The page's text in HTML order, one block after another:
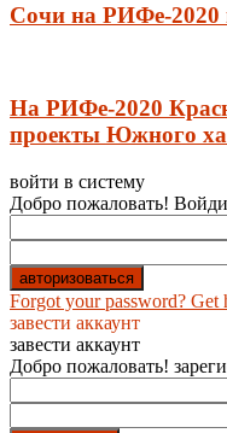
Сочи на РИФе-2020
На РИФе-2020
проекты Южного
войти в систему
Добро пожаловать!
Forgot your password? Get
завести аккаунт
завести аккаунт
Добро пожаловать!